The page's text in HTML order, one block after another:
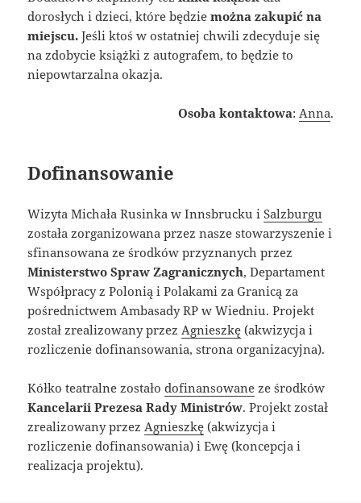
dorosłych i dzieci, które będziemożna zakupić na
miejscu. Jeśli ktoś w ostatniej chwili zdecyduje się
na zdobycie książki z autografem, to będzie to
niepowtarzalna okazja.
Osoba kontaktowa: Anna.
Dofinansowanie
Wizyta Michała Rusinka w Innsbrucku iSalzburgu
została zorganizowana przez nasze stowarzyszenie i
sfinansowana ze środków przyznanych przez
Ministerstwo Spraw Zagranicznych, Departament
Współpracy z Polonią i Polakami za Granicą za
pośrednictwem Ambasady RP w Wiedniu. Projekt
został zrealizowany przez Agnieszkę (akwizycja i
rozliczenie dofinansowania, strona organizacyjna).
Kółko teatralne zostałodofinansowane ze środków
Kancelarii Prezesa Rady Ministrów. Projekt został
zrealizowany przez Agnieszkę (akwizycja i
rozliczenie dofinansowania) i Ewę (koncepcja i
realizacja projektu).